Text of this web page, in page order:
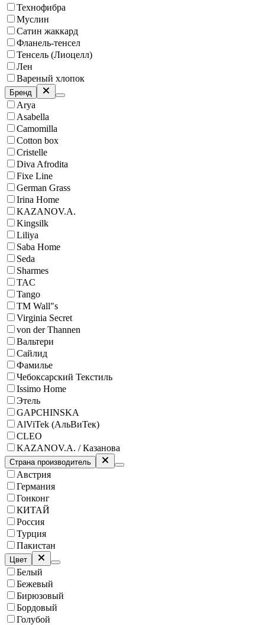
Технофибра
Муслин
Сатин жаккард
Фланель-тенсел
Тенсель (Лиоцелл)
Лен
Вареный хлопок
Бренд
Arya
Asabella
Camomilla
Cotton box
Cristelle
Diva Afrodita
Fixe Line
German Grass
Irina Home
KAZANOV.A.
Kingsilk
Liliya
Saba Home
Seda
Sharmes
TAC
Tango
ТМ Wall"s
Virginia Secret
von der Thannen
Вальтери
Сайлид
Фамилье
Чебоксарский Текстиль
Issimo Home
Этель
GAPCHINSKA
AlViTek (АльВиТек)
CLEO
KAZANOV.A. / Казанова
Страна производитель
Австрия
Германия
Гонконг
КИТАЙ
Россия
Турция
Пакистан
Цвет
Белый
Бежевый
Бирюзовый
Бордовый
Голубой